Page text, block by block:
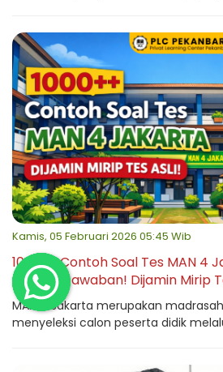
Kamis, 05 Februari 2026 05:45 Wib
1000++ Contoh Soal Tes MAN 4
dengan Jawaban! Dijamin Mirip
MAN 4 Jakarta merupakan
menyeleksi calon peserta didik